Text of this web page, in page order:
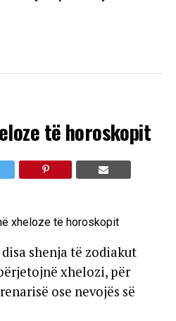
të horoskopit
shenja të zodiakut
xhelozi, për
ose nevojës së